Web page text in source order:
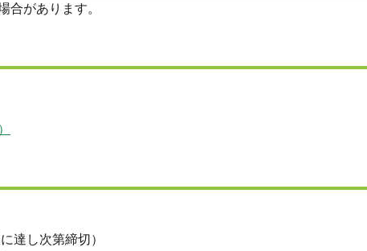
合があります。
達し次第締切）